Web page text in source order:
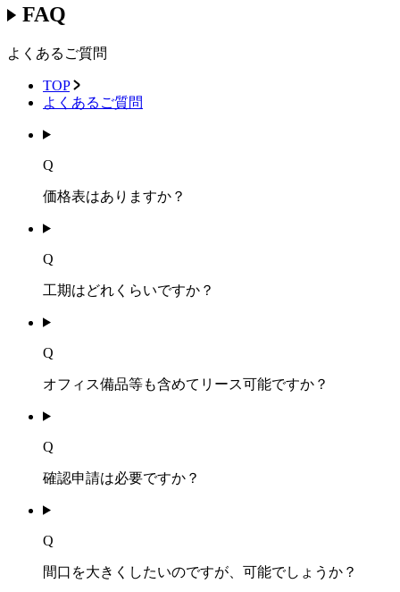
FAQ
よくあるご質問
TOP
よくあるご質問
Q
価格表はありますか？
Q
工期はどれくらいですか？
Q
オフィス備品等も含めてリース可能ですか？
Q
確認申請は必要ですか？
Q
間口を大きくしたいのですが、可能でしょうか？